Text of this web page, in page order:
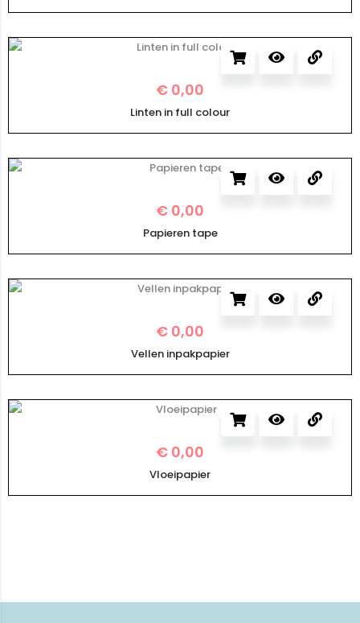
€ 0,00
Linten in full colour
€ 0,00
Papieren tape
€ 0,00
Vellen inpakpapier
€ 0,00
Vloeipapier